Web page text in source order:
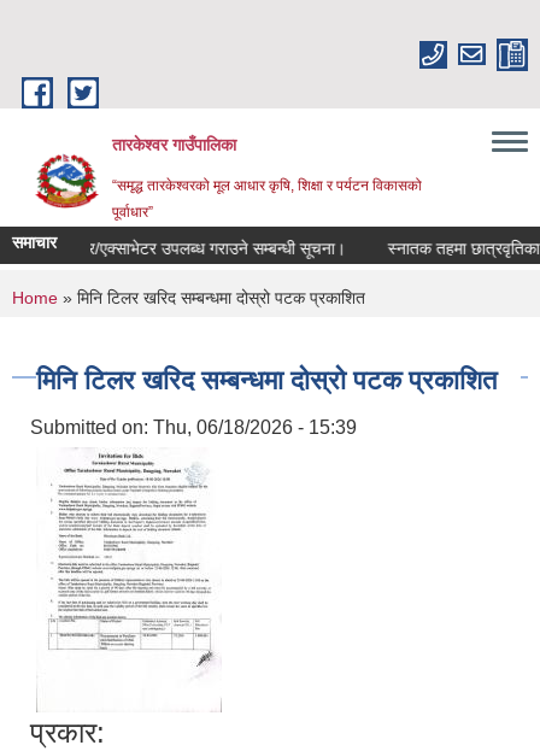
तारकेश्वर गाउँपालिका
“समृद्ध तारकेश्वरको मूल आधार कृषि, शिक्षा र पर्यटन विकासको
पूर्वाधार”
समाचारडोजर/एक्साभेटर उपलब्ध गराउने सम्बन्धी सूचना। स्नातक तहमा छात्रवृतिका
You are here
Home » मिनि टिलर खरिद सम्बन्धमा दोस्रो पटक प्रकाशित
मिनि टिलर खरिद सम्बन्धमा दोस्रो पटक प्रकाशित
Submitted on: Thu, 06/18/2026 - 15:39
प्रकार: